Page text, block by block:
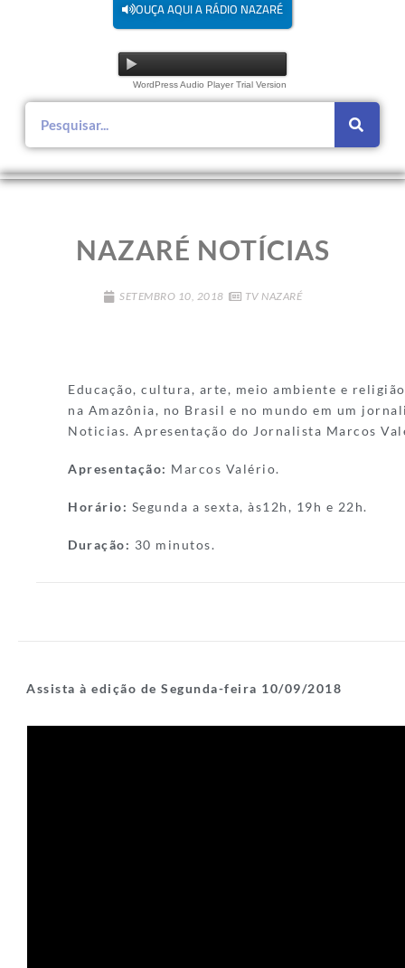
OUÇA AQUI A RÁDIO NAZARÉ
WordPress Audio Player Trial Version
NAZARÉ NOTÍCIAS
SETEMBRO 10, 2018 TV NAZARÉ
Educação, cultura, arte, meio ambiente e
na Amazônia, no Brasil e no mundo em um
Noticias. Apresentação do Jornalista Marcos
Apresentação: Marcos Valério.
Horário: Segunda a sexta, às12h, 19h e 22h.
Duração: 30 minutos.
Assista à edição de Segunda-feira 10/09/2018